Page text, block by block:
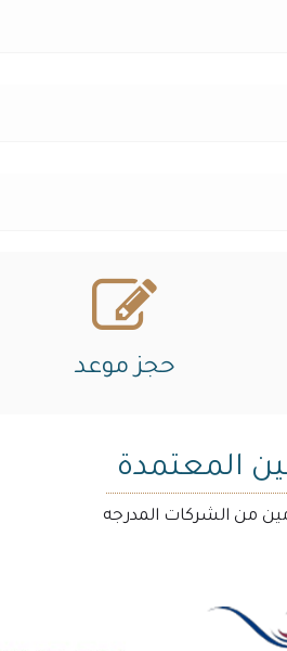
حجز موعد
المعتمدة
من الشركات المدرجه